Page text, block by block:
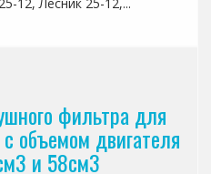
12, Лесник 25-12,...
фильтра для
объемом двигателя
и 58см3